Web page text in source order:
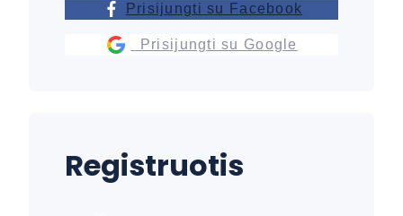
Prisijungti su Facebook
Prisijungti su Google
Registruotis